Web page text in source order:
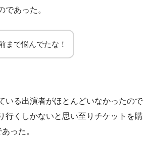
であった。
まで悩んでたな！
いる出演者がほとんどいなかったので
行くしかないと思い至りチケットを購
った。